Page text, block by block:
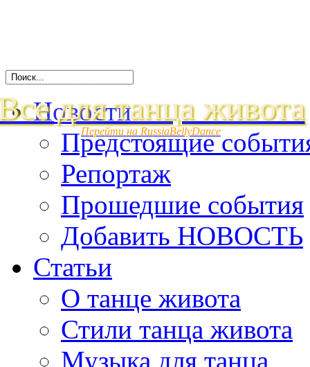
для танца живота
Перейти на RussiaBellyDance
Новости
Предстоящие
Репортаж
Прошедшие события
Добавить НОВОСТЬ
Статьи
О танце живота
Стили танца живота
Музыка для танца